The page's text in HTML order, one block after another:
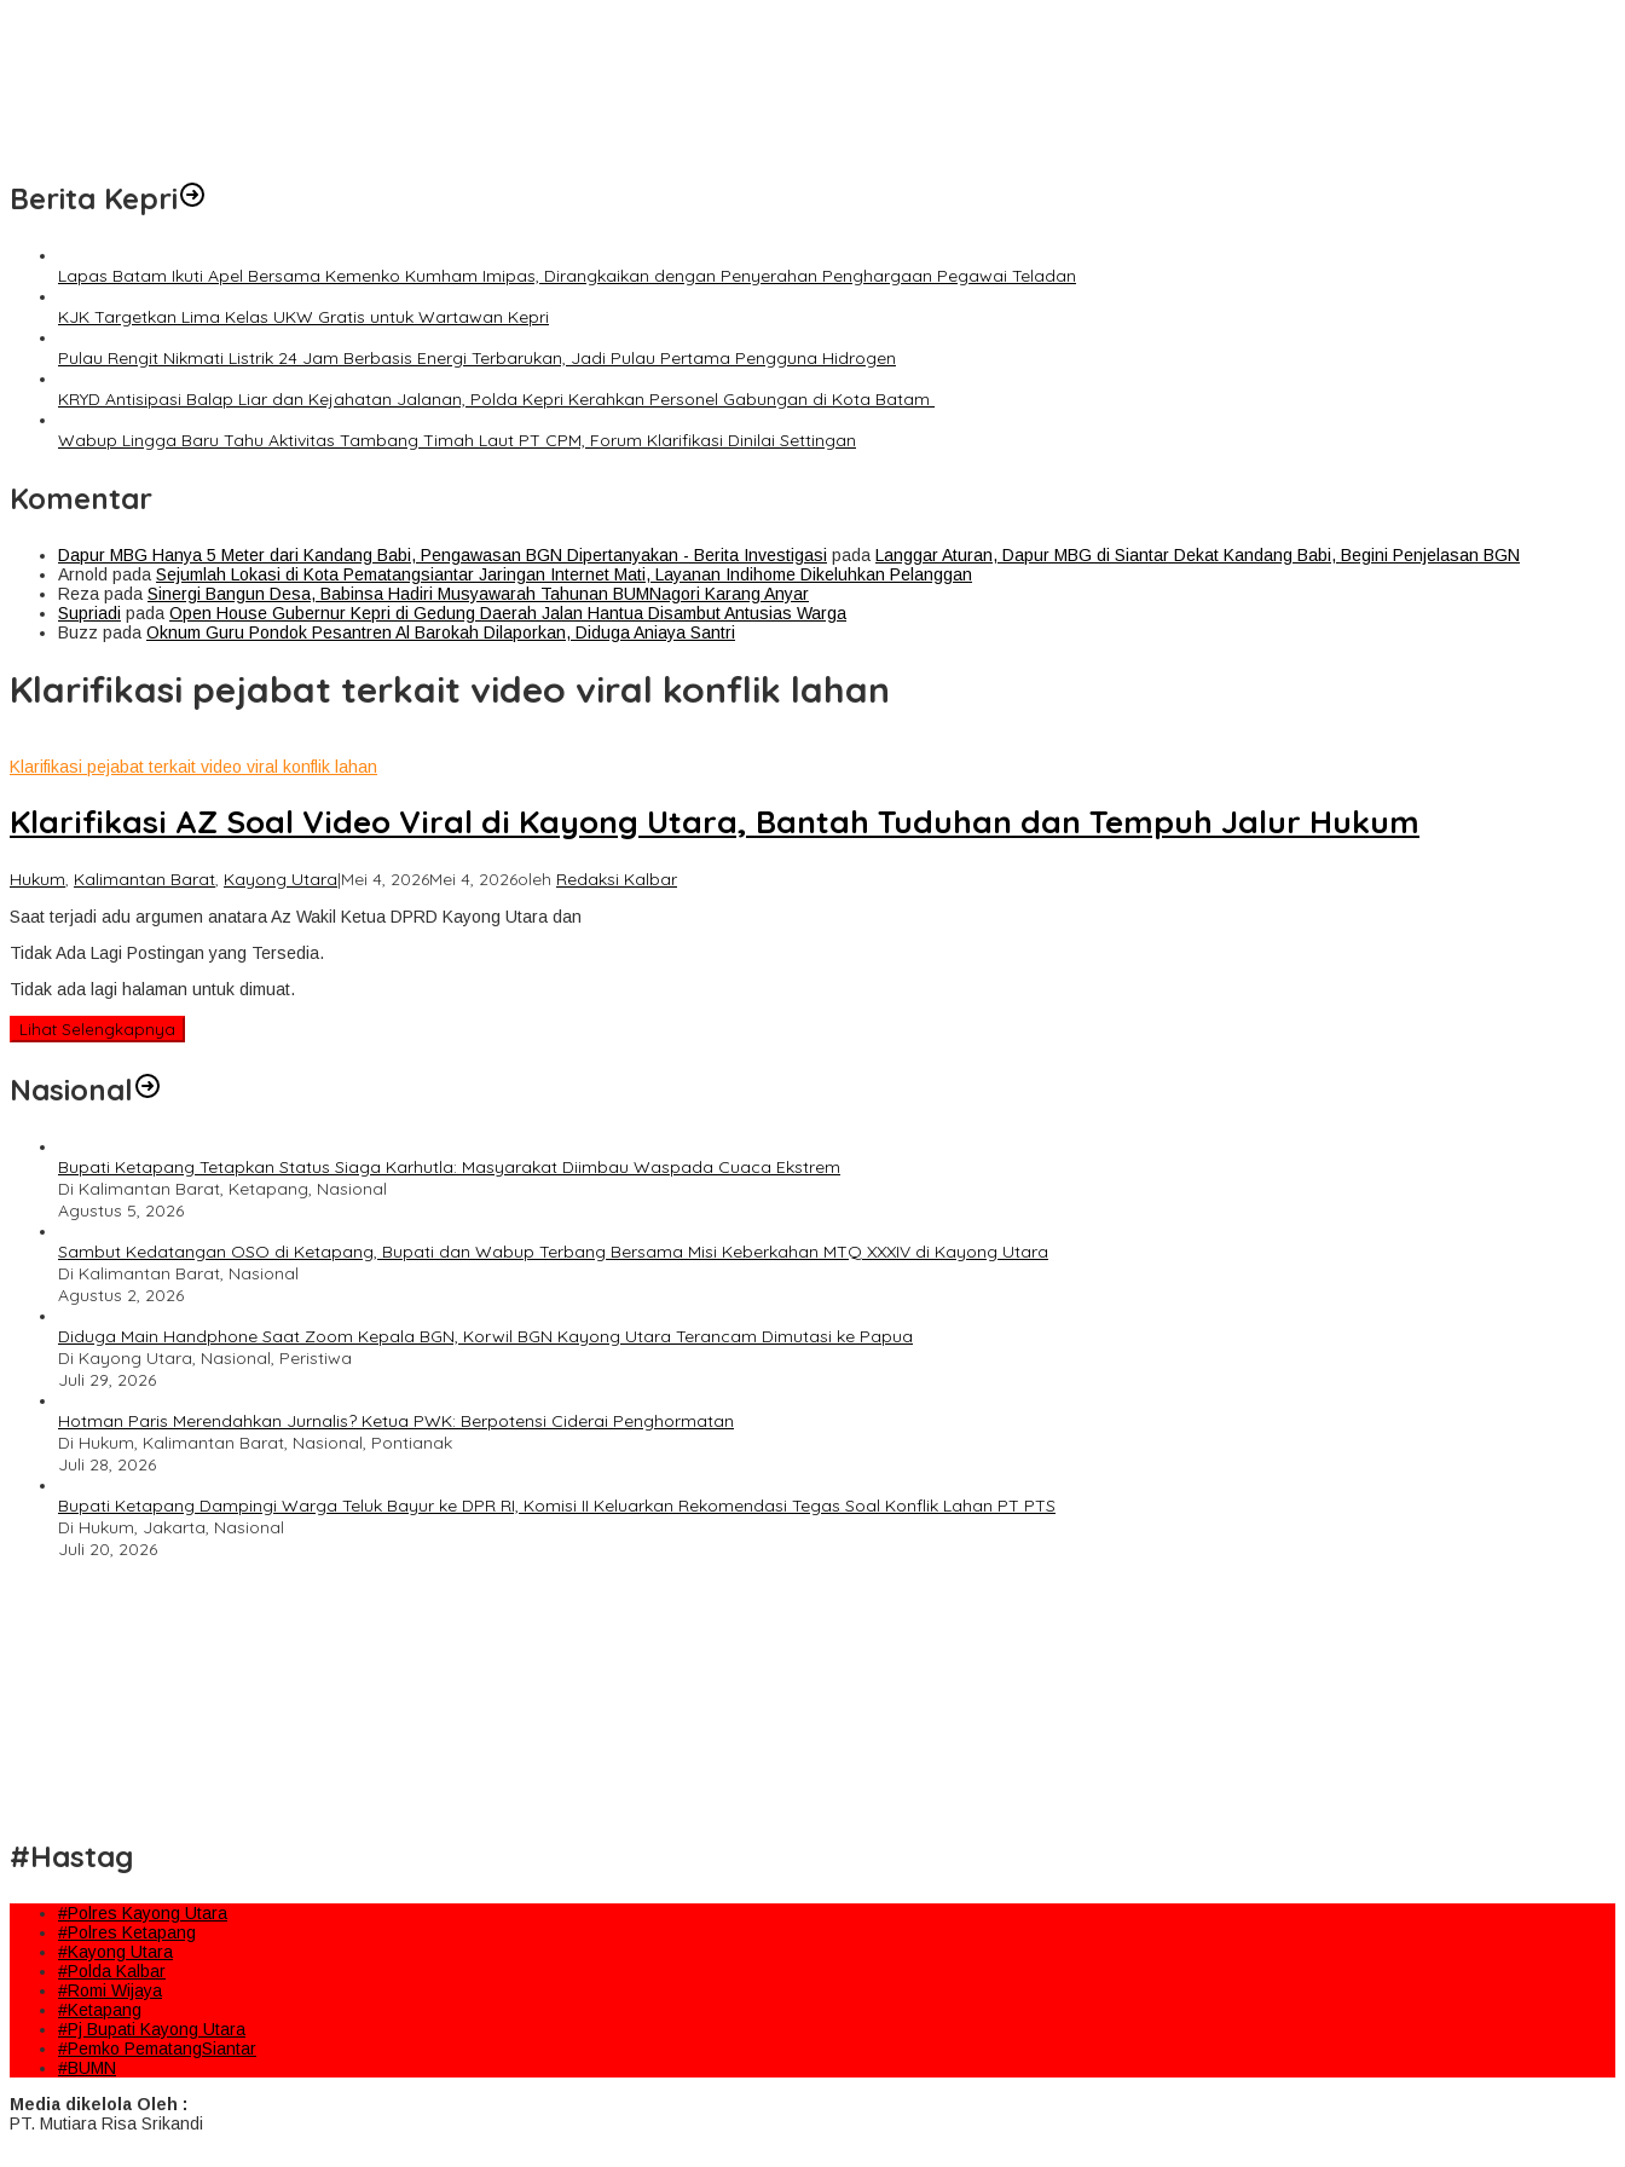
Berita Kepri
Lapas Batam Ikuti Apel Bersama Kemenko Kumham Imipas, Dirangkaikan dengan Penyerahan Penghargaan Pegawai Teladan
KJK Targetkan Lima Kelas UKW Gratis untuk Wartawan Kepri
Pulau Rengit Nikmati Listrik 24 Jam Berbasis Energi Terbarukan, Jadi Pulau Pertama Pengguna Hidrogen
KRYD Antisipasi Balap Liar dan Kejahatan Jalanan, Polda Kepri Kerahkan Personel Gabungan di Kota Batam ‎
Wabup Lingga Baru Tahu Aktivitas Tambang Timah Laut PT CPM, Forum Klarifikasi Dinilai Settingan
Komentar
Dapur MBG Hanya 5 Meter dari Kandang Babi, Pengawasan BGN Dipertanyakan - Berita Investigasi padaLanggar Aturan, Dapur MBG di Siantar Dekat Kandang Babi, Begini Penjelasan BGN
Arnold padaSejumlah Lokasi di Kota Pematangsiantar Jaringan Internet Mati, Layanan Indihome Dikeluhkan Pelanggan
RezapadaSinergi Bangun Desa, Babinsa Hadiri Musyawarah Tahunan BUMNagori Karang Anyar
Supriadi padaOpen House Gubernur Kepri di Gedung Daerah Jalan Hantua Disambut Antusias Warga
Buzz padaOknum Guru Pondok Pesantren Al Barokah Dilaporkan, Diduga Aniaya Santri
Klarifikasi pejabat terkait video viral konflik lahan
Klarifikasi pejabat terkait video viral konflik lahan
Klarifikasi AZ Soal Video Viral di Kayong Utara, Bantah Tuduhan dan Tempuh Jalur Hukum
Hukum, Kalimantan Barat, Kayong Utara|Mei 4, 2026Mei 4, 2026oleh Redaksi Kalbar
Saat terjadi adu argumen anatara Az Wakil Ketua DPRD Kayong Utara dan
Tidak Ada Lagi Postingan yang Tersedia.
Tidak ada lagi halaman untuk dimuat.
Lihat Selengkapnya
Nasional
Bupati Ketapang Tetapkan Status Siaga Karhutla: Masyarakat Diimbau Waspada Cuaca Ekstrem
Di Kalimantan Barat, Ketapang, Nasional
Agustus 5, 2026
Sambut Kedatangan OSO di Ketapang, Bupati dan Wabup Terbang Bersama Misi Keberkahan MTQ XXXIV di Kayong Utara
Di Kalimantan Barat, Nasional
Agustus 2, 2026
Diduga Main Handphone Saat Zoom Kepala BGN, Korwil BGN Kayong Utara Terancam Dimutasi ke Papua
Di Kayong Utara, Nasional, Peristiwa
Juli 29, 2026
Hotman Paris Merendahkan Jurnalis? Ketua PWK: Berpotensi Ciderai Penghormatan
Di Hukum, Kalimantan Barat, Nasional, Pontianak
Juli 28, 2026
Bupati Ketapang Dampingi Warga Teluk Bayur ke DPR RI, Komisi II Keluarkan Rekomendasi Tegas Soal Konflik Lahan PT PTS
Di Hukum, Jakarta, Nasional
Juli 20, 2026
#Hastag
#Polres Kayong Utara
#Polres Ketapang
#Kayong Utara
#Polda Kalbar
#Romi Wijaya
#Ketapang
#Pj Bupati Kayong Utara
#Pemko PematangSiantar
#BUMN
Media dikelola Oleh :
PT. Mutiara Risa Srikandi